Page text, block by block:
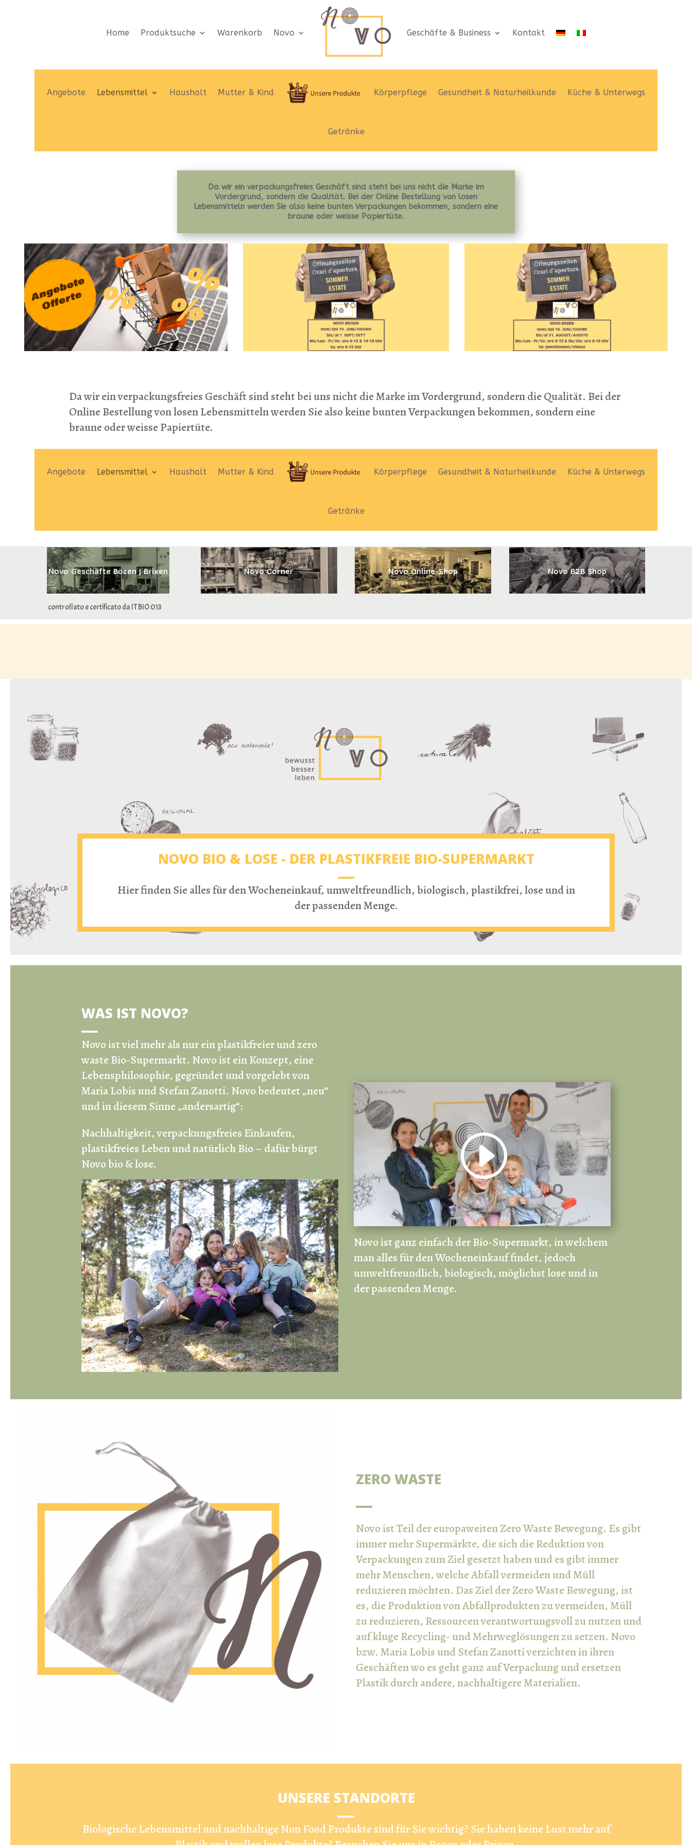
Home Produktsuche Warenkorb Novo Geschäfte & Business Kontakt
Angebote Lebensmittel Haushalt Mutter & Kind Körperpflege Gesundheit & Naturheilkunde Küche & Unterwegs
Getränke
Da wir ein verpackungsfreies Geschäft sind steht bei uns nicht die Marke im
Vordergrund, sondern die Qualität. Bei der Online Bestellung von losen
Lebensmitteln werden Sie also keine bunten Verpackungen bekommen, sondern eine
braune oder weisse Papiertüte.
Da wir ein verpackungsfreies Geschäft sind steht bei uns nicht die Marke im Vordergrund, sondern die Qualität. Bei der
Online Bestellung von losen Lebensmitteln werden Sie also keine bunten Verpackungen bekommen, sondern eine
braune oder weisse Papiertüte.
Angebote Lebensmittel Haushalt Mutter & Kind Körperpflege Gesundheit & Naturheilkunde Küche & Unterwegs
Getränke
Novo Geschäfte Bozen | Brixen Novo Corner Novo Online-Shop Novo B2B Shop
controllato e certificato da IT BIO 013
NOVO BIO & LOSE - DER PLASTIKFREIE BIO-SUPERMARKT
Hier finden Sie alles für den Wocheneinkauf, umweltfreundlich, biologisch, plastikfrei, lose und in
der passenden Menge.
WAS IST NOVO?
Novo ist viel mehr als nur einplastikfreier und zero
waste Bio-Supermarkt. Novo ist ein Konzept, eine
Lebensphilosophie, gegründet und vorgelebt von
Maria Lobis und Stefan Zanotti. Novo bedeutet „neu“
und in diesem Sinne „andersartig“:
Nachhaltigkeit, verpackungsfreies Einkaufen,
plastikfreies Leben und natürlich Bio – dafür bürgt
Novo bio & lose.
Novo ist ganz einfach der Bio-Supermarkt, in welchem
man alles für den Wocheneinkauf findet, jedoch
umweltfreundlich, biologisch, möglichst lose und in
der passenden Menge.
ZERO WASTE
Novo ist Teil der europaweiten Zero Waste Bewegung. Es gibt
immer mehr Supermärkte, die sich die Reduktion von
Verpackungen zum Ziel gesetzt haben und es gibt immer
mehr Menschen, welche Abfall vermeiden und Müll
reduzieren möchten. Das Ziel der Zero Waste Bewegung, ist
es, die Produktion von Abfallprodukten zu vermeiden, Müll
zu reduzieren, Ressourcen verantwortungsvoll zu nutzen und
auf kluge Recycling- und Mehrweglösungen zu setzen. Novo
bzw. Maria Lobis und Stefan Zanotti verzichten in ihren
Geschäften wo es geht ganz auf Verpackung und ersetzen
Plastik durch andere, nachhaltigere Materialien.
UNSERE STANDORTE
Biologische Lebensmittel und nachhaltige Non Food Produkte sind für Sie wichtig? Sie haben keine Lust mehr auf